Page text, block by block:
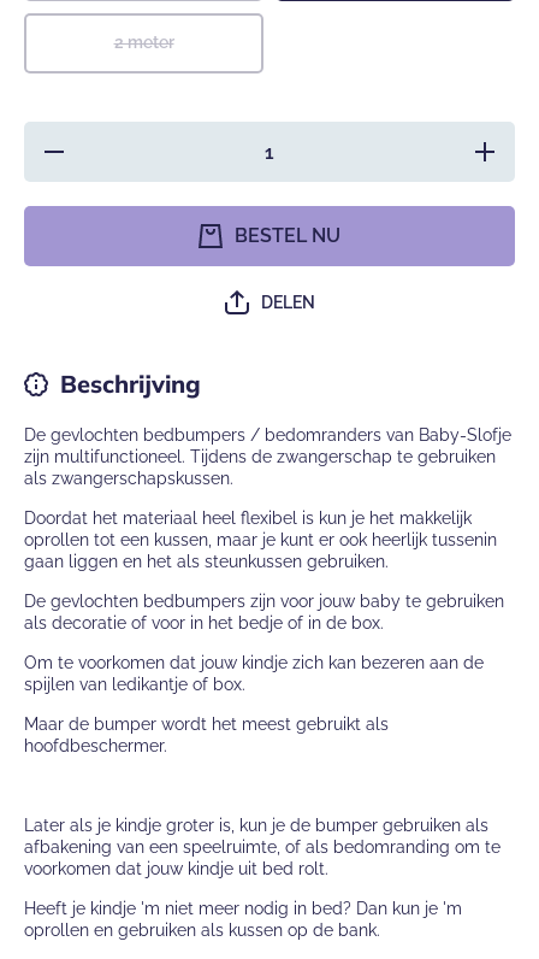
2 meter
Hoeveelheid
Gevlochten
voor
BESTEL NU
DELEN
Beschrijving
De gevlochten bedbumpers / bedomranders van Baby-Slofje
zijn multifunctioneel. Tijdens de zwangerschap te gebruiken
als zwangerschapskussen.
Doordat het materiaal heel flexibel is kun je het makkelijk
oprollen tot een kussen, maar je kunt er ook heerlijk tussenin
gaan liggen en het als steunkussen gebruiken.
De gevlochten bedbumpers zijn voor jouw baby te gebruiken
als decoratie of voor in het bedje of in de box.
Om te voorkomen dat jouw kindje zich kan bezeren aan de
spijlen van ledikantje of box.
Maar de bumper wordt het meest gebruikt als
hoofdbeschermer.
Later als je kindje groter is, kun je de bumper gebruiken als
afbakening van een speelruimte, of als bedomranding om te
voorkomen dat jouw kindje uit bed rolt.
Heeft je kindje 'm niet meer nodig in bed? Dan kun je 'm
oprollen en gebruiken als kussen op de bank.